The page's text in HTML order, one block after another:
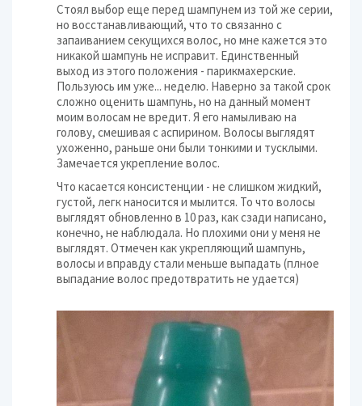
Стоял выбор еще перед шампунем из той же серии,
но восстанавливающий, что то связанно с
запаиванием секущихся волос, но мне кажется это
никакой шампунь не исправит. Единственный
выход из этого положения - парикмахерские.
Пользуюсь им уже... неделю. Наверно за такой срок
сложно оценить шампунь, но на данный момент
моим волосам не вредит. Я его намыливаю на
голову, смешивая с аспирином. Волосы выглядят
ухоженно, раньше они были тонкими и тусклыми.
Замечается укрепление волос.
Что касается консистенции - не слишком жидкий,
густой, легк наносится и мылится. То что волосы
выглядят обновленно в 10 раз, как сзади написано,
конечно, не наблюдала. Но плохими они у меня не
выглядят. Отмечен как укрепляющий шампунь,
волосы и вправду стали меньше выпадать (плное
выпадание волос предотвратить не удается)